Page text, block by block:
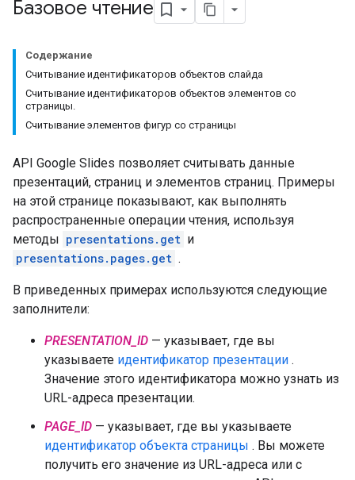
Базовое чтение
Содержание
Считывание идентификаторов объектов слайда
Считывание идентификаторов объектов элементов со
страницы.
Считывание элементов фигур со страницы
API Google Slides позволяет считывать данные
презентаций, страниц и элементов страниц. Примеры
на этой странице показывают, как выполнять
распространенные операции чтения, используя
методы presentations.get и
presentations.pages.get .
В приведенных примерах используются следующие
заполнители:
PRESENTATION_ID — указывает, где вы
указываете идентификатор презентации .
Значение этого идентификатора можно узнать из
URL-адреса презентации.
PAGE_ID — указывает, где вы указываете
идентификатор объекта страницы . Вы можете
получить его значение из URL-адреса или с